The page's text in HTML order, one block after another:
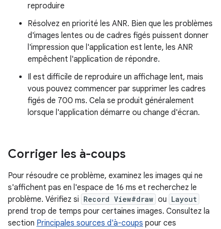
reproduire
Résolvez en priorité les ANR. Bien que les problèmes
d'images lentes ou de cadres figés puissent donner
l'impression que l'application est lente, les ANR
empêchent l'application de répondre.
Il est difficile de reproduire un affichage lent, mais
vous pouvez commencer par supprimer les cadres
figés de 700 ms. Cela se produit généralement
lorsque l'application démarre ou change d'écran.
Corriger les à-coups
Pour résoudre ce problème, examinez les images qui ne
s'affichent pas en l'espace de 16 ms et recherchez le
problème. Vérifiez si Record View#draw ou Layout
prend trop de temps pour certaines images. Consultez la
section Principales sources d'à-coups pour ces